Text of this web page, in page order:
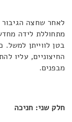
לאחר שחצה
מתחוללת לידה
בטן לווייתן
החיצוניים, עליו
מבפנים.
חלק שני: חניכה